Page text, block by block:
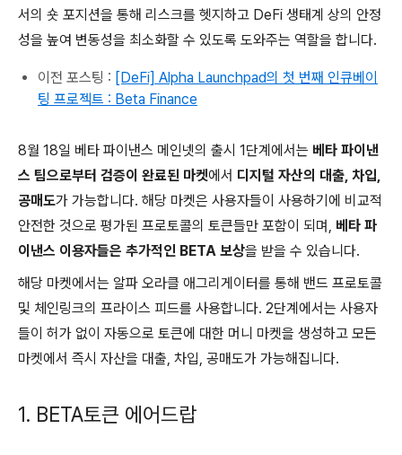
서의 숏 포지션을 통해 리스크를 헷지하고 DeFi 생태계 상의 안정
성을 높여 변동성을 최소화할 수 있도록 도와주는 역할을 합니다.
이전 포스팅 : [DeFi] Alpha Launchpad의 첫 번째 인큐베이
팅 프로젝트 : Beta Finance
8월 18일 베타 파이낸스 메인넷의 출시 1단계에서는 베타 파이낸
스 팀으로부터 검증이 완료된 마켓에서 디지털 자산의 대출, 차입,
공매도가 가능합니다. 해당 마켓은 사용자들이 사용하기에 비교적
안전한 것으로 평가된 프로토콜의 토큰들만 포함이 되며, 베타 파
이낸스 이용자들은 추가적인 BETA 보상을 받을 수 있습니다.
해당 마켓에서는 알파 오라클 애그리게이터를 통해 밴드 프로토콜
및 체인링크의 프라이스 피드를 사용합니다. 2단계에서는 사용자
들이 허가 없이 자동으로 토큰에 대한 머니 마켓을 생성하고 모든
마켓에서 즉시 자산을 대출, 차입, 공매도가 가능해집니다.
1. BETA토큰 에어드랍